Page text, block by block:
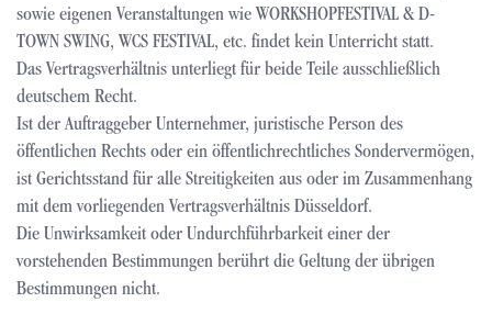
sowie eigenen Veranstaltungen wie WORKSHOPFESTIVAL & D-
TOWN SWING, WCS FESTIVAL, etc. findet kein Unterricht statt.
Das Vertragsverhältnis unterliegt für beide Teile ausschließlich
deutschem Recht.
Ist der Auftraggeber Unternehmer, juristische Person des
öffentlichen Rechts oder ein öffentlichrechtliches Sondervermögen,
ist Gerichtsstand für alle Streitigkeiten aus oder im Zusammenhang
mit dem vorliegenden Vertragsverhältnis Düsseldorf.
Die Unwirksamkeit oder Undurchführbarkeit einer der
vorstehenden Bestimmungen berührt die Geltung der übrigen
Bestimmungen nicht.